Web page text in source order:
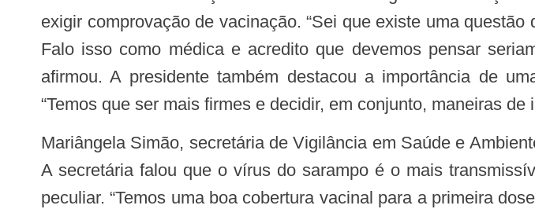
exigir comprovação de vacinação. “Sei que existe uma
Falo isso como médica e acredito que devemos pensar
afirmou. A presidente também destacou a importância de
“Temos que ser mais firmes e decidir, em conjunto, maneiras de
Mariângela Simão, secretária de Vigilância em Saúde e Ambiente do Ministério da Saúde, foi convidada para debater o assunto.
A secretária falou que o vírus do sarampo é o mais
peculiar. “Temos uma boa cobertura vacinal para a primeira